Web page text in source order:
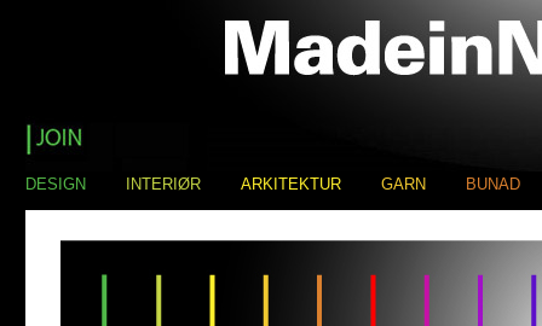
DESIGN INTERIØR ARKITEKTUR GARN BUNAD